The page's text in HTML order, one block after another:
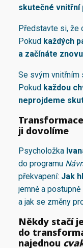
skutečné vnitřní
Představte si, že
Pokud každých
a začínáte
Se svým vnitřním
Pokud každou
neprojdeme
ji dovolíme
Psycholožka
do programu
překvapení: Jak
jemně a
a jak se změny
Někdy stačí
do
najednou